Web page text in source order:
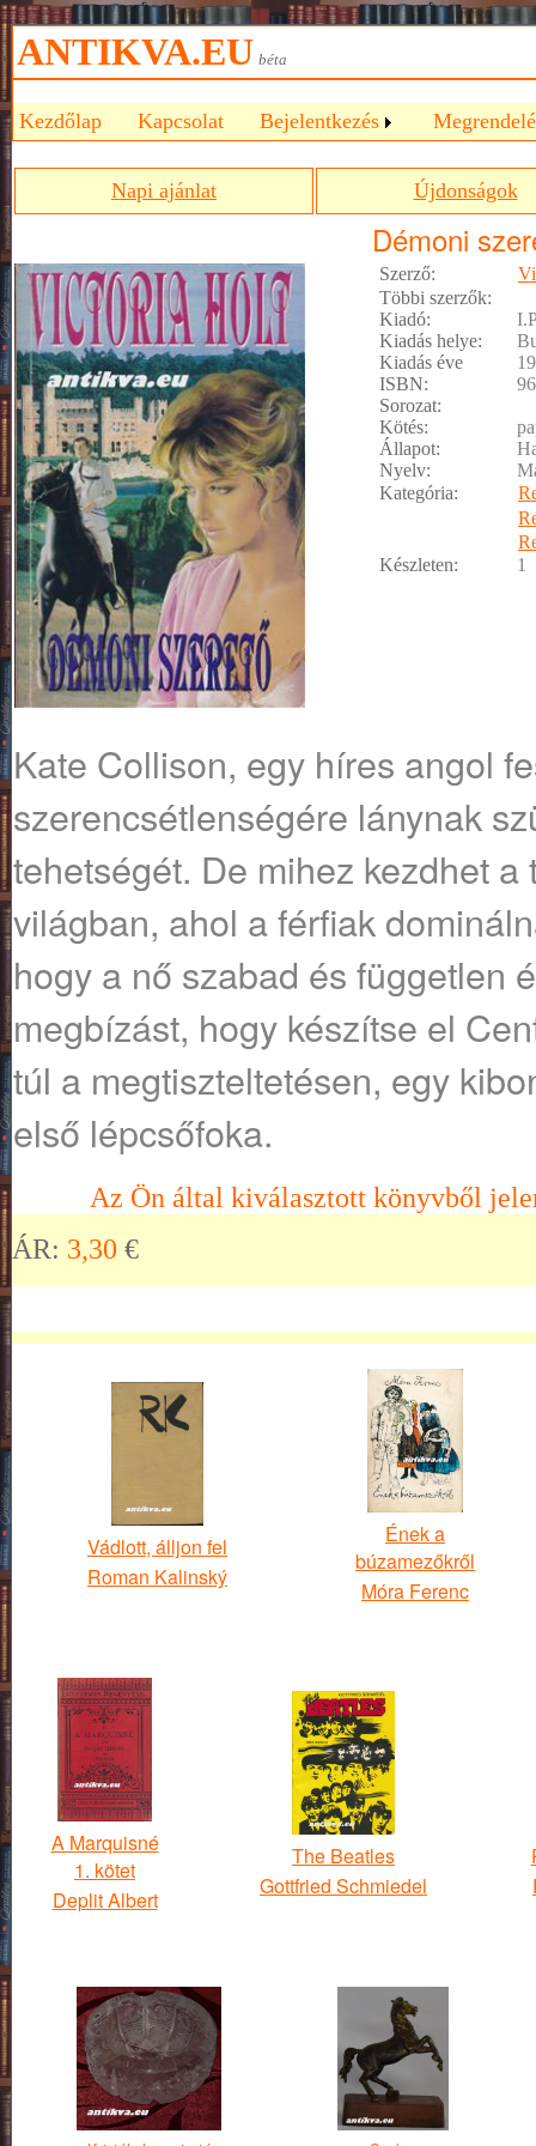
ANTIKVA.EU béta
Kezdőlap Kapcsolat Bejelentkezés
Napi ajánlat Újdonságok
Démoni
Szerző:
Többi szerzők:
Kiadó:
Kiadás helye:
Kiadás éve
ISBN:
Sorozat:
Kötés:
Állapot:
Nyelv:
Kategória:
Készleten:
1
Kate Collison, egy híres angol
szerencsétlenségére lánynak
tehetségét. De mihez kezdhet
világban, ahol a férfiak
hogy a nő szabad és független
megbízást, hogy készítse el
túl a megtiszteltetésen, egy
első lépcsőfoka.
Az Ön által kiválasztott könyvből
ÁR: 3,30 €
Vádlott, álljon fel
Roman Kalinský
Ének a
búzamezőkről
Móra Ferenc
A Marquisné
1. kötet
Deplit Albert
The Beatles
Gottfried Schmiedel